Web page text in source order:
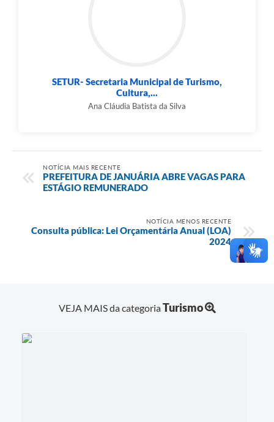
SETUR- Secretaria Municipal de Turismo,
Cultura,...
Ana Cláudia Batista da Silva
NOTÍCIA MAIS RECENTE
PREFEITURA DE JANUÁRIA ABRE VAGAS PARA
ESTÁGIO REMUNERADO
NOTÍCIA MENOS RECENTE
Consulta pública: Lei Orçamentária Anual (LOA)
2024
VEJA MAIS da categoriaTurismo